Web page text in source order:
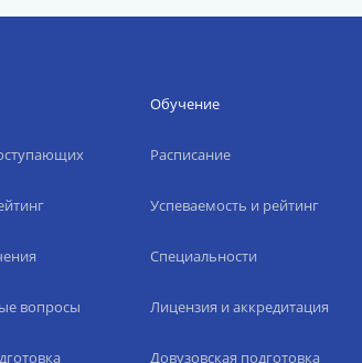
вопросы
Обучение
Расписание
Успеваемость и рейтинг
Специальности
Лицензия и аккредитация
Довузовская подготовка